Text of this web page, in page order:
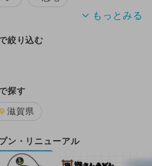
西パック
ント
ウィーク)
イベント
絞り込む
探す
滋賀県
ン・リニューアル